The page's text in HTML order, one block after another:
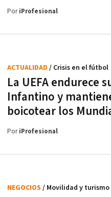
PoriProfesional
La UEFA endurece
Infantino y
boicotear los
ACTUALIDAD / Crisis en el fútbol
PoriProfesional
NEGOCIOS / Movilidad y turismo